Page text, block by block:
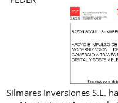
Silmares Inversiones S.L.